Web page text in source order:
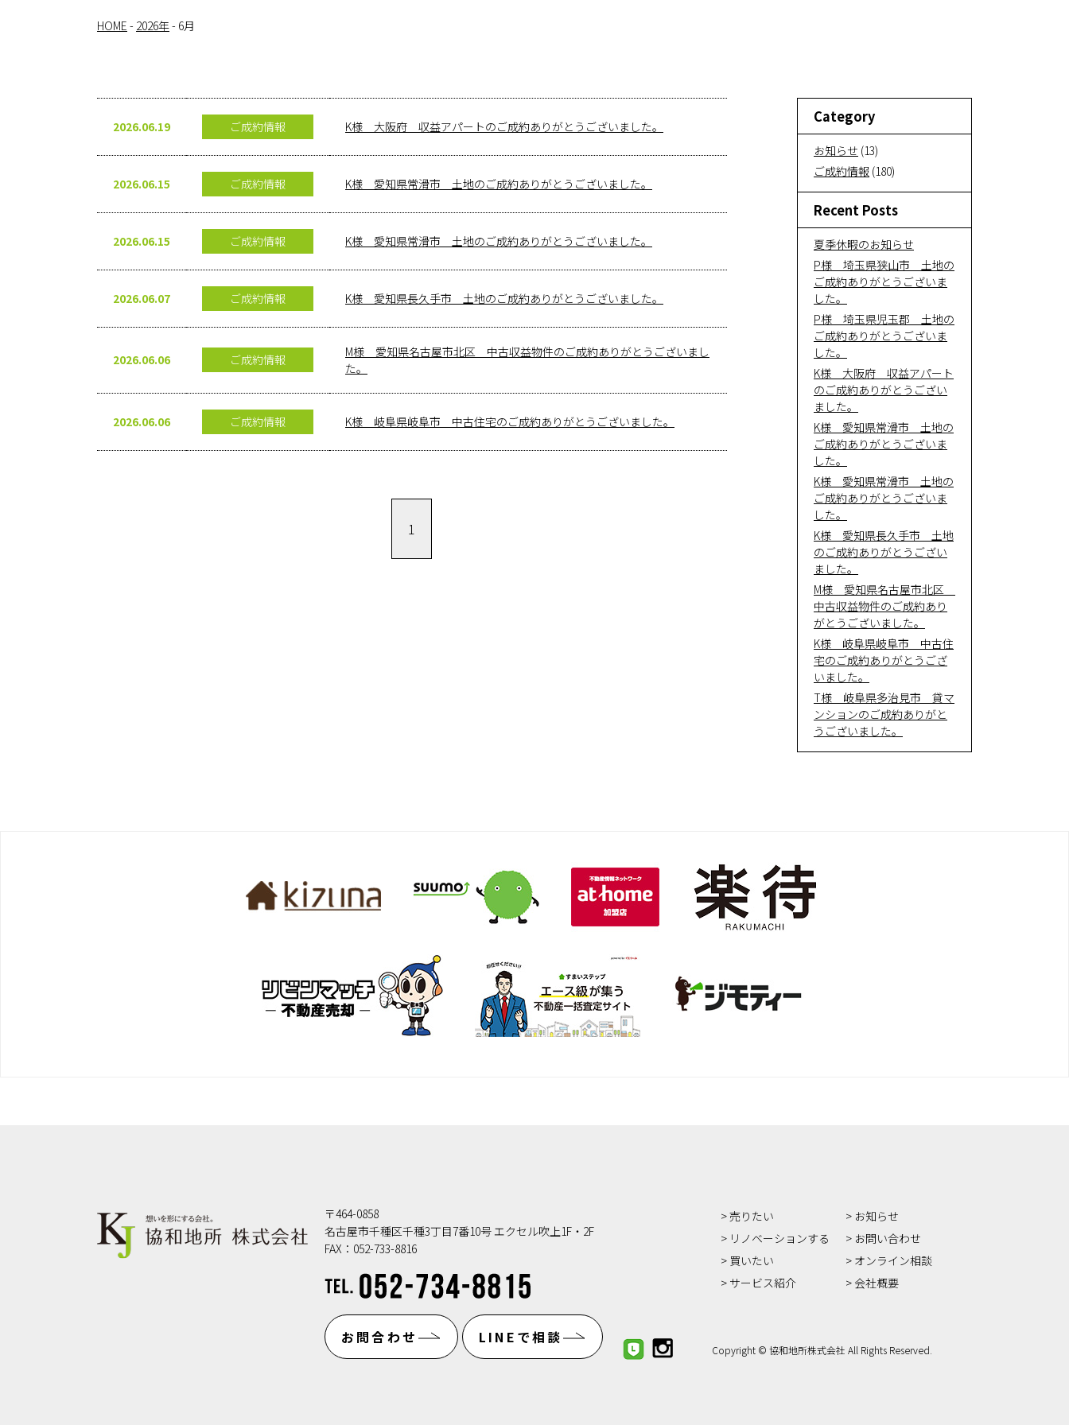
HOME - 2026年- 6月
2026.06.19 ご成約情報 K様 大阪府 収益アパートのご成約ありがとうございました。
2026.06.15 ご成約情報 K様 愛知県常滑市 土地のご成約ありがとうございました。
2026.06.15 ご成約情報 K様 愛知県常滑市 土地のご成約ありがとうございました。
2026.06.07 ご成約情報 K様 愛知県長久手市 土地のご成約ありがとうございました。
2026.06.06 ご成約情報
M様 愛知県名古屋市北区 中古収益物件のご成約ありがとうございまし
た。
2026.06.06 ご成約情報 K様 岐阜県岐阜市 中古住宅のご成約ありがとうございました。
1
Category
お知らせ (13)
ご成約情報 (180)
Recent Posts
夏季休暇のお知らせ
P様 埼玉県狭山市 土地の
ご成約ありがとうございま
した。
P様 埼玉県児玉郡 土地の
ご成約ありがとうございま
した。
K様 大阪府 収益アパート
のご成約ありがとうござい
ました。
K様 愛知県常滑市 土地の
ご成約ありがとうございま
した。
K様 愛知県常滑市 土地の
ご成約ありがとうございま
した。
K様 愛知県長久手市 土地
のご成約ありがとうござい
ました。
M様 愛知県名古屋市北区
中古収益物件のご成約あり
がとうございました。
K様 岐阜県岐阜市 中古住
宅のご成約ありがとうござ
いました。
T様 岐阜県多治見市 貸マ
ンションのご成約ありがと
うございました。
〒464-0858
名古屋市千種区千種3丁目7番10号 エクセル吹上1F・2F
FAX：052-733-8816
お問合わせ LINEで相談
売りたい
リノベーションする
買いたい
サービス紹介
お知らせ
お問い合わせ
オンライン相談
会社概要
Copyright © 協和地所株式会社 All Rights Reserved.